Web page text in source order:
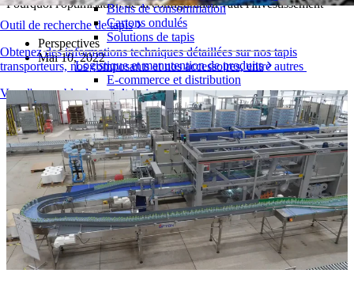
Outil de recherche de tapis
Obtenez des informations techniques détaillées sur nos tapis
transporteurs, nos composants et nos accessoires, entre autres
Vue d'ensemble des produits
Biens de consommation
Cartons ondulés
Solutions de tapis
Logistique et manutention de produits
E-commerce et distribution
Colis et courrier
Automobile et pneus
Pneu
Automobile
Batteries de véhicules électriques
Industriel
Présentation des industries
Pourquoi l'optimisation de la configuration vaut l'investissement
Perspectives
Mai 10, 2022